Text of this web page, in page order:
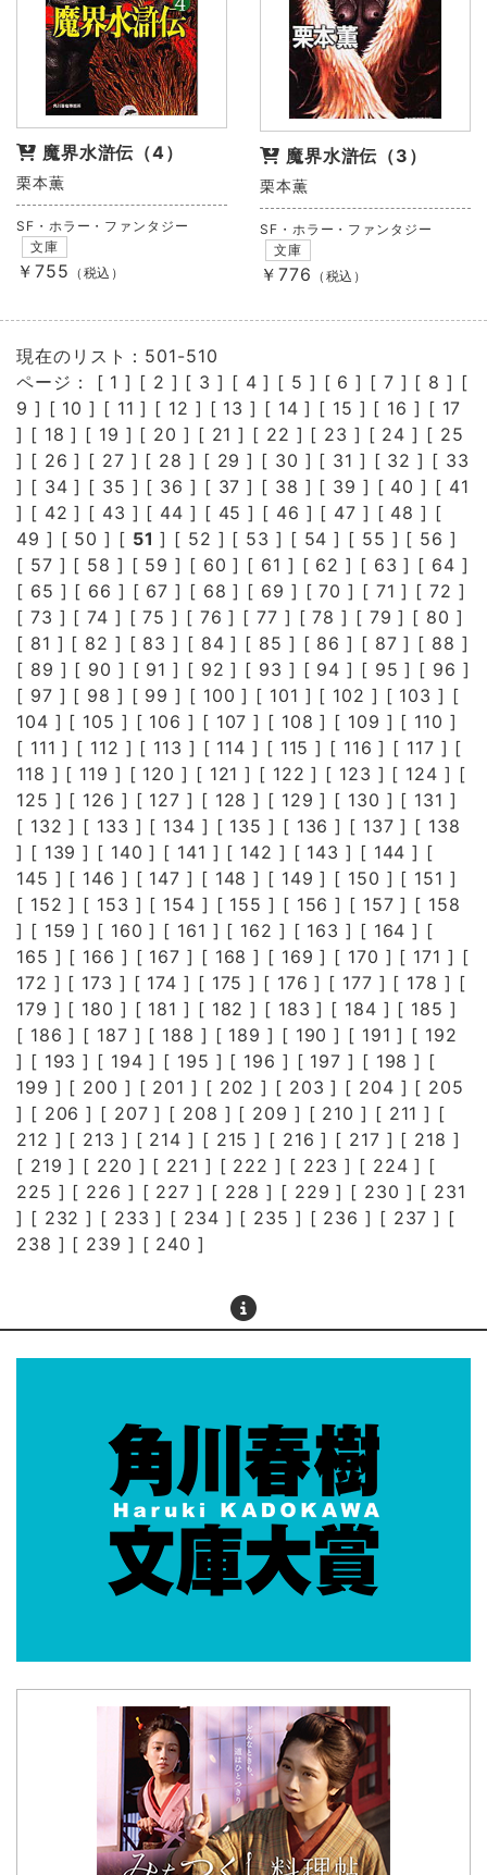
魔界水滸伝（4）
栗本薫
SF・ホラー・ファンタジー
文庫
￥755 （税込）
魔界水滸伝（3）
栗本薫
SF・ホラー・ファンタジー
文庫
￥776 （税込）
現在のリスト：501-510
ページ： [ 1 ] [ 2 ] [ 3 ] [ 4 ] [ 5 ] [ 6 ] [ 7 ] [ 8 ] [
9 ] [ 10 ] [ 11 ] [ 12 ] [ 13 ] [ 14 ] [ 15 ] [ 16 ] [ 17
] [ 18 ] [ 19 ] [ 20 ] [ 21 ] [ 22 ] [ 23 ] [ 24 ] [ 25
] [ 26 ] [ 27 ] [ 28 ] [ 29 ] [ 30 ] [ 31 ] [ 32 ] [ 33
] [ 34 ] [ 35 ] [ 36 ] [ 37 ] [ 38 ] [ 39 ] [ 40 ] [ 41
] [ 42 ] [ 43 ] [ 44 ] [ 45 ] [ 46 ] [ 47 ] [ 48 ] [
49 ] [ 50 ] [ 51 ] [ 52 ] [ 53 ] [ 54 ] [ 55 ] [ 56 ]
[ 57 ] [ 58 ] [ 59 ] [ 60 ] [ 61 ] [ 62 ] [ 63 ] [ 64 ]
[ 65 ] [ 66 ] [ 67 ] [ 68 ] [ 69 ] [70 ] [ 71 ] [ 72 ]
[ 73 ] [74 ] [75 ] [ 76 ] [77 ] [78 ] [ 79 ] [ 80 ]
[ 81 ] [ 82 ] [ 83 ] [ 84 ] [ 85 ] [ 86 ] [ 87 ] [ 88 ]
[ 89 ] [ 90 ] [ 91 ] [ 92 ] [ 93 ] [ 94 ] [ 95 ] [ 96 ]
[ 97 ] [ 98 ] [ 99 ] [ 100 ] [ 101 ] [ 102 ] [ 103 ] [
104 ] [ 105 ] [ 106 ] [ 107 ] [ 108 ] [ 109 ] [ 110 ]
[ 111 ] [ 112 ] [ 113 ] [ 114 ] [ 115 ] [ 116 ] [ 117 ] [
118 ] [ 119 ] [ 120 ] [ 121 ] [ 122 ] [ 123 ] [ 124 ] [
125 ] [ 126 ] [ 127 ] [ 128 ] [ 129 ] [ 130 ] [ 131 ]
[ 132 ] [ 133 ] [ 134 ] [ 135 ] [ 136 ] [ 137 ] [ 138
] [ 139 ] [ 140 ] [ 141 ] [ 142 ] [ 143 ] [ 144 ] [
145 ] [ 146 ] [ 147 ] [ 148 ] [ 149 ] [ 150 ] [ 151 ]
[ 152 ] [ 153 ] [ 154 ] [ 155 ] [ 156 ] [ 157 ] [ 158
] [ 159 ] [ 160 ] [ 161 ] [ 162 ] [ 163 ] [ 164 ] [
165 ] [ 166 ] [ 167 ] [ 168 ] [ 169 ] [ 170 ] [ 171 ] [
172 ] [ 173 ] [ 174 ] [ 175 ] [ 176 ] [ 177 ] [ 178 ] [
179 ] [ 180 ] [ 181 ] [ 182 ] [ 183 ] [ 184 ] [ 185 ]
[ 186 ] [ 187 ] [ 188 ] [ 189 ] [ 190 ] [ 191 ] [ 192
] [ 193 ] [ 194 ] [ 195 ] [ 196 ] [ 197 ] [ 198 ] [
199 ] [ 200 ] [ 201 ] [ 202 ] [ 203 ] [ 204 ] [ 205
] [ 206 ] [ 207 ] [ 208 ] [ 209 ] [ 210 ] [ 211 ] [
212 ] [ 213 ] [ 214 ] [ 215 ] [ 216 ] [ 217 ] [ 218 ]
[ 219 ] [ 220 ] [ 221 ] [ 222 ] [ 223 ] [ 224 ] [
225 ] [ 226 ] [ 227 ] [ 228 ] [ 229 ] [ 230 ] [ 231
] [ 232 ] [ 233 ] [ 234 ] [ 235 ] [ 236 ] [ 237 ] [
238 ] [ 239 ] [ 240 ]